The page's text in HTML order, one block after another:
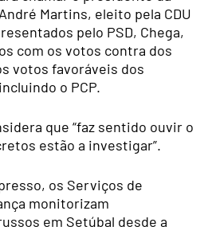
Martins, eleito pela CDU
pelo PSD, Chega,
com os votos contra dos
votos favoráveis dos
o PCP.
que “faz sentido ouvir o
estão a investigar”.
os Serviços de
monitorizam
em Setúbal desde a